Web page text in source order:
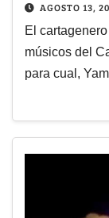
AGOSTO 13,
El
músicos del
para cual,